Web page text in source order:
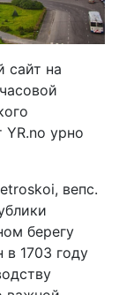
сайт на
YR.no урно
вепс.
берегу
в 1703 году